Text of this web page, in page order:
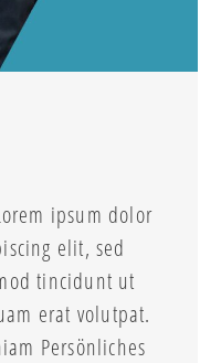
ipsum dolor
elit, sed
tincidunt ut
erat volutpat.
Persönliches